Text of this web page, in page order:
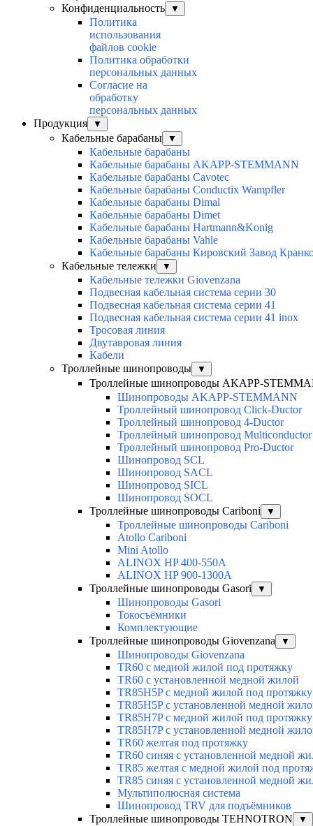
Конфиденциальность
▼
Политика
использования
файлов cookie
Политика обработки
персональных данных
Согласие на
обработку
персональных данных
Продукция
▼
Кабельные барабаны ▼
Кабельные барабаны
Кабельные барабаны AKAPP-STEMMANN
Кабельные барабаны Cavotec
Кабельные барабаны Conductix Wampfler
Кабельные барабаны Dimal
Кабельные барабаны Dimet
Кабельные барабаны Hartmann&Konig
Кабельные барабаны Vahle
Кабельные барабаны Кировский Завод
Кабельные тележки
▼
Кабельные тележки Giovenzana
Подвесная кабельная система серии 30
Подвесная кабельная система серии 41
Подвесная кабельная система серии 41 inox
Тросовая линия
Двутавровая линия
Кабели
Троллейные шинопроводы
▼
Троллейные шинопроводы AKAPP-
Шинопроводы AKAPP-STEMMANN
Троллейный шинопровод Click-Ductor
Троллейный шинопровод 4-Ductor
Троллейный шинопровод Multiconductor
Троллейный шинопровод Pro-Ductor
Шинопровод SCL
Шинопровод SACL
Шинопровод SICL
Шинопровод SOCL
Троллейные шинопроводы Cariboni
▼
Троллейные шинопроводы Cariboni
Atollo Cariboni
Mini Atollo
ALINOX HP 400-550A
ALINOX HP 900-1300A
Троллейные шинопроводы Gasori
▼
Шинопроводы Gasori
Токосъёмники
Комплектующие
Троллейные шинопроводы Giovenzana
▼
Шинопроводы Giovenzana
TR60 с медной жилой под протяжку
TR60 с установленной медной жилой
TR85H5P с медной жилой под протяжку
TR85H5P с установленной медной
TR85H7P с медной жилой под протяжку
TR85H7P с установленной медной
TR60 желтая под протяжку
TR60 синяя с установленной медной
TR85 желтая с медной жилой под
TR85 синяя с установленной медной
Мультиполюсная система
Шинопровод TRV для подъёмников
Троллейные шинопроводы TEHNOTRON
▼